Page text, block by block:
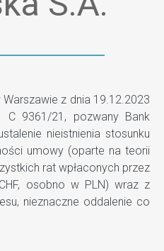
z dnia 19.12.2023
C 9361/21, pozwany Bank
nieistnienia stosunku
umowy (oparte na teorii
rat wpłaconych przez
osobno w PLN) wraz z
nieznaczne oddalenie co